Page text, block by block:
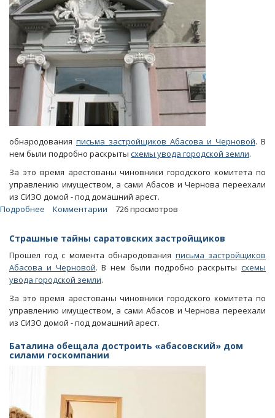
обнародования письма застройщиков Абасова и Черновой. В
нем были подробно раскрыты схемы увода городской земли.
За это время арестованы чиновники городского комитета по
управлению имуществом, а сами Абасов и Чернова переехали
из СИЗО домой - под домашний арест.
Подробнее
поведала
о
коррумпированных
чиновниках
и
силовиках
Комментарии 726 просмотров
Страшные тайны саратовских застройщиков
Прошел год с момента обнародования письма застройщиков
Абасова и Черновой. В нем были подробно раскрыты схемы
увода городской земли.
За это время арестованы чиновники городского комитета по
управлению имуществом, а сами Абасов и Чернова переехали
из СИЗО домой - под домашний арест.
Баталина обещала достроить «абасовский» дом
силами госкомпании